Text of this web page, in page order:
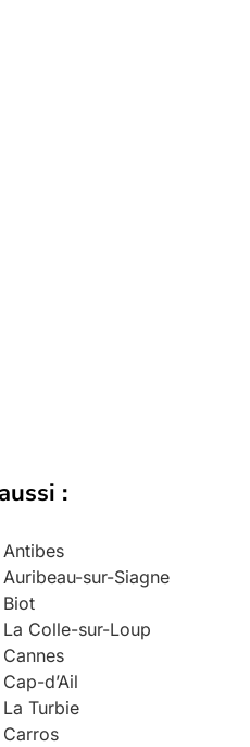
:
sur-Siagne
Colle-sur-Loup
d’Ail
Turbie